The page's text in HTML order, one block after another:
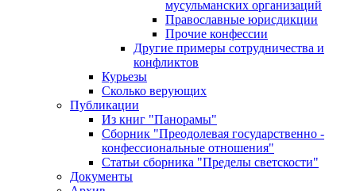
мусульманских организаций
Православные юрисдикции
Прочие конфессии
Другие примеры сотрудничества и
конфликтов
Курьезы
Сколько верующих
Публикации
Из книг "Панорамы"
Сборник "Преодолевая государственно -
конфессиональные отношения"
Статьи сборника "Пределы светскости"
Документы